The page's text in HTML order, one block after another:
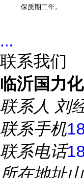
保质期二年。
...
联系我们
临沂国力
联系人 刘
联系手机
联系电话
所在地址